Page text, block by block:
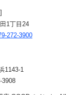
1丁目24
272-3900
1143-1